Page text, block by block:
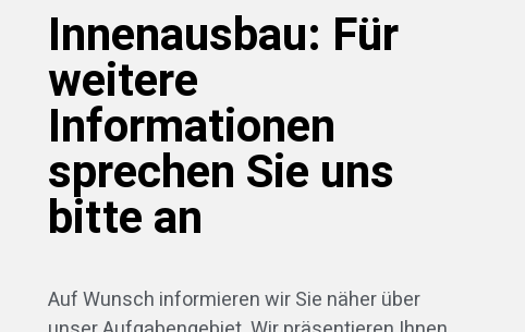
Innenausbau: Für
weitere
Informationen
sprechen Sie uns
bitte an
Auf Wunsch informieren wir Sie näher über